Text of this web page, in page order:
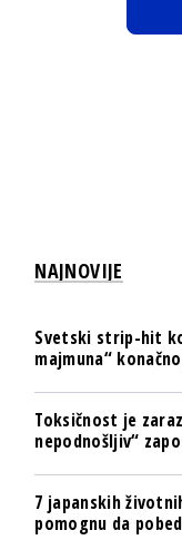
NAJNOVIJE
Svetski strip-hit
majmuna“
Toksičnost je
nepodnošljiv“
7 japanskih
pomognu da